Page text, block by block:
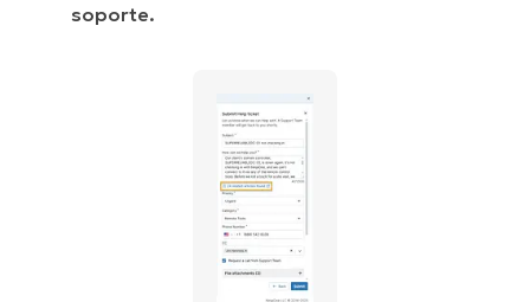
soporte.